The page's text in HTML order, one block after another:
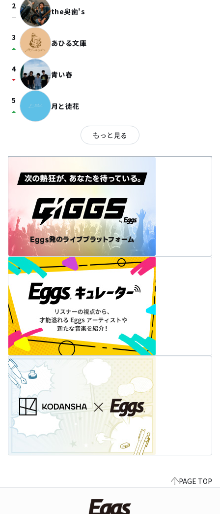
2
check_indeterminate_small the奥歯's
3
arrow_drop_up あひる文庫
4
arrow_drop_down 青い春
5
arrow_drop_up 月と徒花
もっと見る
PAGE TOP